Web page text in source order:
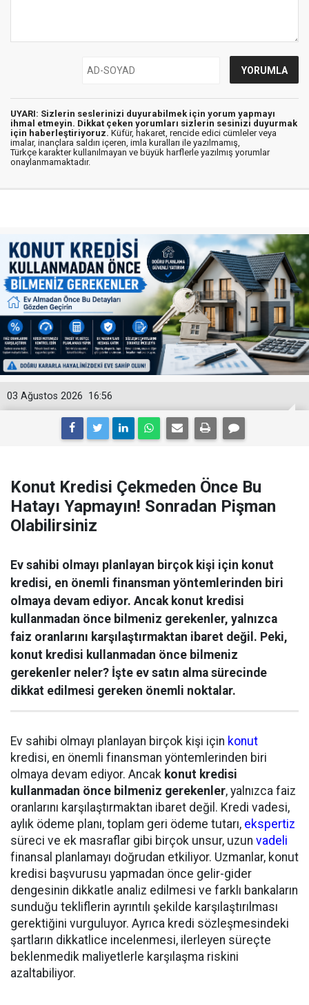
UYARI: Sizlerin seslerinizi duyurabilmek için yorum yapmayı
ihmal etmeyin. Dikkat çeken yorumları sizlerin sesinizi duyurmak
için haberleştiriyoruz. Küfür, hakaret, rencide edici cümleler veya
imalar, inançlara saldırı içeren, imla kuralları ile yazılmamış,
Türkçe karakter kullanılmayan ve büyük harflerle yazılmış yorumlar
onaylanmamaktadır.
16:56
03 Ağustos 2026
Konut Kredisi Çekmeden Önce Bu
Hatayı Yapmayın! Sonradan Pişman
Olabilirsiniz
Ev sahibi olmayı planlayan birçok kişi için konut
kredisi, en önemli finansman yöntemlerinden biri
olmaya devam ediyor. Ancak konut kredisi
kullanmadan önce bilmeniz gerekenler, yalnızca
faiz oranlarını karşılaştırmaktan ibaret değil. Peki,
konut kredisi kullanmadan önce bilmeniz
gerekenler neler? İşte ev satın alma sürecinde
dikkat edilmesi gereken önemli noktalar.
Ev sahibi olmayı planlayan birçok kişi için konut
kredisi, en önemli finansman yöntemlerinden biri
olmaya devam ediyor. Ancak konut kredisi
kullanmadan önce bilmeniz gerekenler, yalnızca faiz
oranlarını karşılaştırmaktan ibaret değil. Kredi vadesi,
aylık ödeme planı, toplam geri ödeme tutarı, ekspertiz
süreci ve ek masraflar gibi birçok unsur, uzun vadeli
finansal planlamayı doğrudan etkiliyor. Uzmanlar, konut
kredisi başvurusu yapmadan önce gelir-gider
dengesinin dikkatle analiz edilmesi ve farklı bankaların
sunduğu tekliflerin ayrıntılı şekilde karşılaştırılması
gerektiğini vurguluyor. Ayrıca kredi sözleşmesindeki
şartların dikkatlice incelenmesi, ilerleyen süreçte
beklenmedik maliyetlerle karşılaşma riskini
azaltabiliyor.